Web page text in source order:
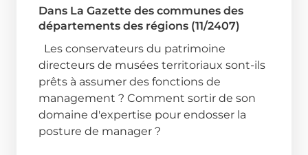
Dans La Gazette des communes des
départements des régions (11/2407)
Les conservateurs du patrimoine
directeurs de musées territoriaux sont-ils
prêts à assumer des fonctions de
management ? Comment sortir de son
domaine d'expertise pour endosser la
posture de manager ?